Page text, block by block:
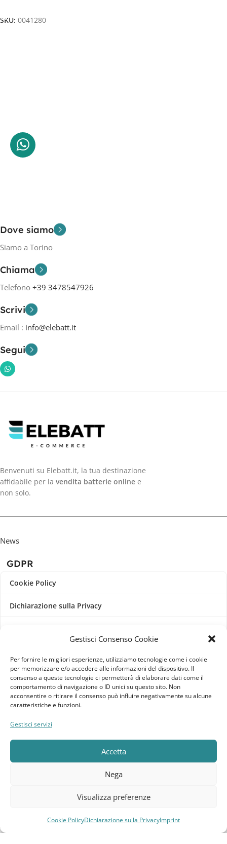
Gestisci Consenso Cookie
Per fornire le migliori esperienze, utilizziamo tecnologie come i cookie
per memorizzare e/o accedere alle informazioni del dispositivo. Il
consenso a queste tecnologie ci permetterà di elaborare dati come il
comportamento di navigazione o ID unici su questo sito. Non
acconsentire o ritirare il consenso può influire negativamente su alcune
caratteristiche e funzioni.
Gestisci servizi
Accetta
Nega
Visualizza preferenze
Cookie PolicyDichiarazione sulla PrivacyImprint
SKU: 0041280
Dove siamo
Siamo a Torino
Chiama
Telefono +39 3478547926
Scrivi
Email : info@elebatt.it
Segui
Benvenuti su Elebatt.it, la tua destinazione
affidabile per la vendita batterie online e
non solo.
News
GDPR
Cookie Policy
Dichiarazione sulla Privacy
Disconoscimento
Pagine Dedicate
Raffrescatori Evaporativi Industriali
Lista dei desideri
CarrelloMenu